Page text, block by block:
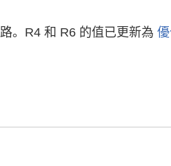
。R4 和 R6 的值已更新為